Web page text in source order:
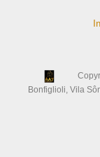
Bonfiglioli, Vila